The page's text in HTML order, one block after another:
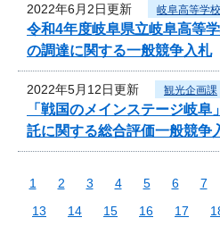
2022年6月2日更新 岐阜高等学校
令和4年度岐阜県立岐阜高等
の調達に関する一般競争入札
2022年5月12日更新 観光企画課
「戦国のメインステージ岐
託に関する総合評価一般競争
1 2 3 4 5 6 7
13
14 15 16 17